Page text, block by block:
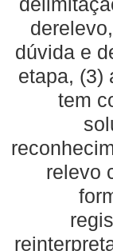
dúvida e
etapa, (3)
tem
relevo